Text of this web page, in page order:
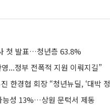
첫 발표…청년층 63.8%
...정부 전폭적 지원 이뤄지길”
한경협 회장 “청년뉴딜, ‘대박
능성 13%…상원 문턱서 제동